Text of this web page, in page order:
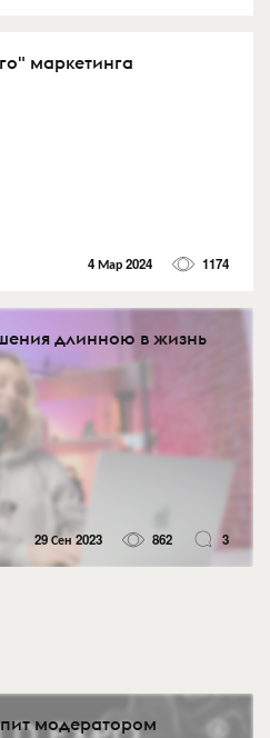
маркетинга
4 Мар 2024 1174
длинною в жизнь
29 Сен 2023 862 3
модератором